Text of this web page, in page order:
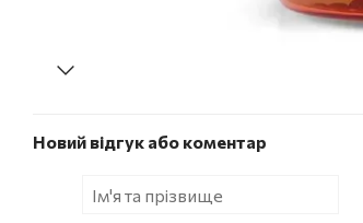
Новий відгук або коментар